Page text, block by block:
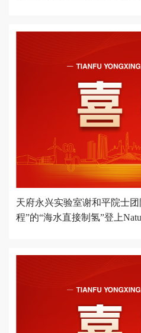
天府永兴实验室谢和平院士
程”的“海水直接制氢”登上